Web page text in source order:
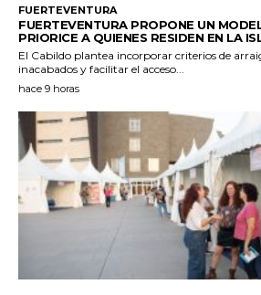
FUERTEVENTURA
FUERTEVENTURA PROPONE UN
PRIORICE A QUIENES RESIDEN EN LA
El Cabildo plantea incorporar criterios de
inacabados y facilitar el acceso...
hace 9 horas